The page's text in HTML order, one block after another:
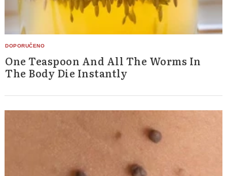
One Teaspoon And All The Worms In
The Body Die Instantly